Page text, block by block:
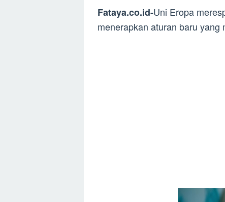
Fataya.co.id-Uni Eropa
menerapkan aturan baru yang